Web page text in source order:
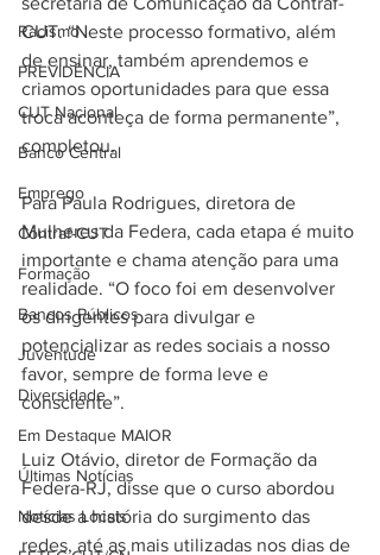
Racismo
PREVIDÊNCIA
CUT Nacional
Banco Central
Emprego
Contraf-CUT
Formação
Bancos Públicos
Juventude
Diversidade
Em Destaque MAIOR
Últimas Notícias
Notícias Locais
CUT. “Neste processo formativo, além
de ensinar, também aprendemos e
criamos oportunidades para que essa
troca aconteça de forma permanente”,
completou.
Para Paula Rodrigues, diretora de
Mulheres da Federa, cada etapa é muito
importante e chama atenção para uma
realidade. “O foco foi em desenvolver
os dirigentes para divulgar e
potencializar as redes sociais a nosso
favor, sempre de forma leve e
consciente”.
Luiz Otávio, diretor de Formação da
Federa-RJ, disse que o curso abordou
desde a história do surgimento das
redes, até as mais utilizadas nos dias de